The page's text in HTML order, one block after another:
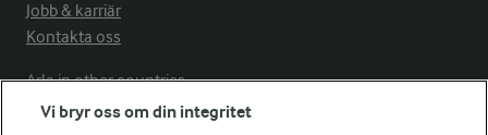
Jobb & karriär
Kontakta oss
Arla in other countries
Vi bryr oss om din integritet